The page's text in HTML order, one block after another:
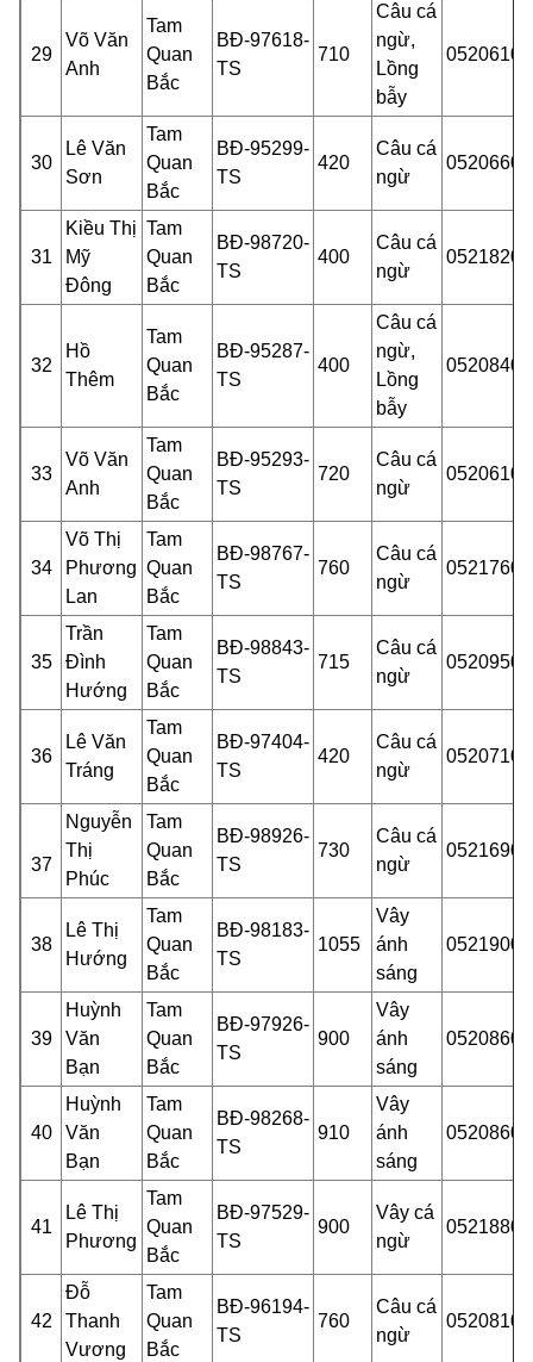
29
Võ Văn
Anh
Tam
Quan
Bắc
BĐ-97618-
TS
710
Câu cá
ngừ,
Lồng
bẫy
30
Lê Văn
Sơn
Tam
Quan
Bắc
BĐ-95299-
TS
420
Câu cá
ngừ
31
Kiều Thị
Mỹ
Đông
Tam
Quan
Bắc
BĐ-98720-
TS
400
Câu cá
ngừ
32
Hồ
Thêm
Tam
Quan
Bắc
BĐ-95287-
TS
400
Câu cá
ngừ,
Lồng
bẫy
33
Võ Văn
Anh
Tam
Quan
Bắc
BĐ-95293-
TS
720
Câu cá
ngừ
34
Võ Thị
Phương
Lan
Tam
Quan
Bắc
BĐ-98767-
TS
760
Câu cá
ngừ
35
Trần
Đình
Hướng
Tam
Quan
Bắc
BĐ-98843-
TS
715
Câu cá
ngừ
36
Lê Văn
Tráng
Tam
Quan
Bắc
BĐ-97404-
TS
420
Câu cá
ngừ
37
Nguyễn
Thị
Phúc
Tam
Quan
Bắc
BĐ-98926-
TS
730
Câu cá
ngừ
38
Lê Thị
Hướng
Tam
Quan
Bắc
BĐ-98183-
TS
1055
Vây
ánh
sáng
39
Huỳnh
Văn
Bạn
Tam
Quan
Bắc
BĐ-97926-
TS
900
Vây
ánh
sáng
40
Huỳnh
Văn
Bạn
Tam
Quan
Bắc
BĐ-98268-
TS
910
Vây
ánh
sáng
41
Lê Thị
Phương
Tam
Quan
Bắc
BĐ-97529-
TS
900
Vây cá
ngừ
42
Đỗ
Thanh
Vương
Tam
Quan
Bắc
BĐ-96194-
TS
760
Câu cá
ngừ